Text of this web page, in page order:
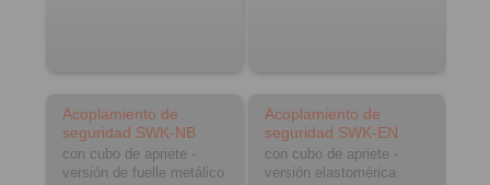
Acoplamiento de
seguridad SWK-NB
con cubo de apriete -
versión de fuelle metálico
Acoplamiento de
seguridad SWK-EN
con cubo de apriete -
versión elastomérica